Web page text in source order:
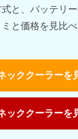
と、バッテリ
と価格を見比
ッククーラーを
ッククーラーを